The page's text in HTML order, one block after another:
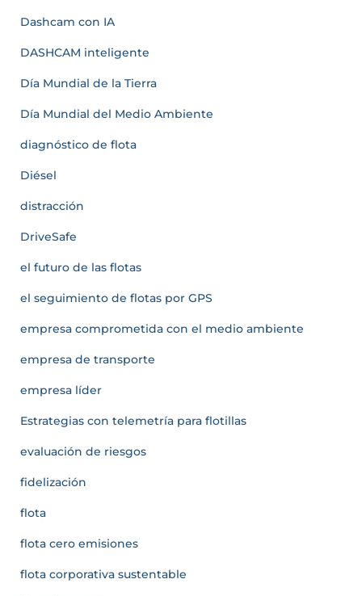
Dashcam con IA
DASHCAM inteligente
Día Mundial de la Tierra
Día Mundial del Medio Ambiente
diagnóstico de flota
Diésel
distracción
DriveSafe
el futuro de las flotas
el seguimiento de flotas por GPS
empresa comprometida con el medio ambiente
empresa de transporte
empresa líder
Estrategias con telemetría para flotillas
evaluación de riesgos
fidelización
flota
flota cero emisiones
flota corporativa sustentable